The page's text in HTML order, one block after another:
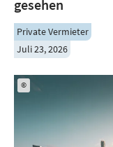
gesehen
Private Vermieter
Juli 23, 2026
©